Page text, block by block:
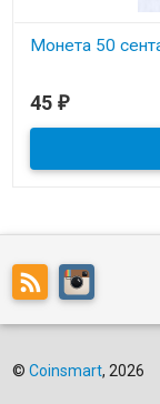
Монета 50
45 ₽
© Coinsmart, 2026